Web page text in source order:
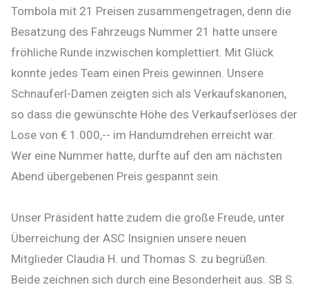
Tombola mit 21 Preisen zusammengetragen, denn die
Besatzung des Fahrzeugs Nummer 21 hatte unsere
fröhliche Runde inzwischen komplettiert. Mit Glück
konnte jedes Team einen Preis gewinnen. Unsere
Schnauferl-Damen zeigten sich als Verkaufskanonen,
so dass die gewünschte Höhe des Verkaufserlöses der
Lose von € 1.000,-- im Handumdrehen erreicht war.
Wer eine Nummer hatte, durfte auf den am nächsten
Abend übergebenen Preis gespannt sein.
Unser Präsident hatte zudem die große Freude, unter
Überreichung der ASC Insignien unsere neuen
Mitglieder Claudia H. und Thomas S. zu begrüßen.
Beide zeichnen sich durch eine Besonderheit aus. SB S.